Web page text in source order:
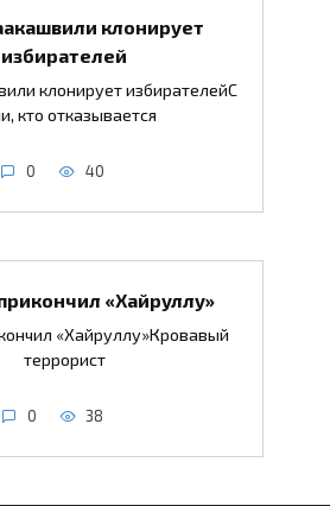
клонирует
избирателей
клонирует избирателейС
кто отказывается
0 40
«Хайруллу»
«Хайруллу»Кровавый
террорист
0 38